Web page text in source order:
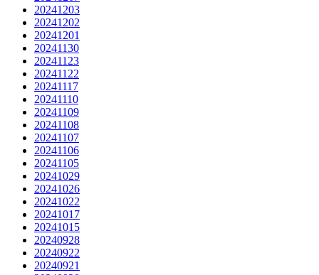
20241203
20241202
20241201
20241130
20241123
20241122
20241117
20241110
20241109
20241108
20241107
20241106
20241105
20241029
20241026
20241022
20241017
20241015
20240928
20240922
20240921